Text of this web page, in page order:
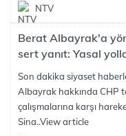
NTV
Berat Albayrak'a
sert yanıt: Yasal
Son dakika siyaset
Albayrak hakkında CHP
çalışmalarına karşı
Sina..View article